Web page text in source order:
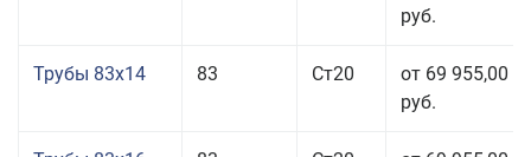
руб.
Трубы 83x14 83 Ст20
от 69 955,00
руб.